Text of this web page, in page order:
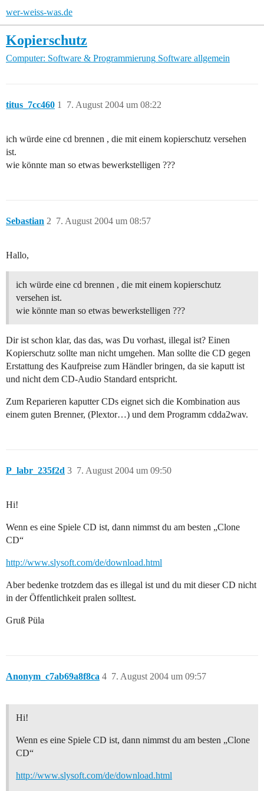
wer-weiss-was.de
Kopierschutz
Computer: Software & Programmierung Software allgemein
titus_7cc460 7. August 2004 um 08:22
1
ich würde eine cd brennen , die mit einem kopierschutz versehen
ist.
wie könnte man so etwas bewerkstelligen ???
Sebastian 7. August 2004 um 08:57
2
Hallo,
ich würde eine cd brennen , die mit einem kopierschutz
versehen ist.
wie könnte man so etwas bewerkstelligen ???
Dir ist schon klar, das das, was Du vorhast, illegal ist? Einen
Kopierschutz sollte man nicht umgehen. Man sollte die CD gegen
Erstattung des Kaufpreise zum Händler bringen, da sie kaputt ist
und nicht dem CD-Audio Standard entspricht.
Zum Reparieren kaputter CDs eignet sich die Kombination aus
einem guten Brenner, (Plextor…) und dem Programm cdda2wav.
P_labr_235f2d 7. August 2004 um 09:50
3
Hi!
Wenn es eine Spiele CD ist, dann nimmst du am besten „Clone
CD“
http://www.slysoft.com/de/download.html
Aber bedenke trotzdem das es illegal ist und du mit dieser CD nicht
in der Öffentlichkeit pralen solltest.
Gruß Püla
Anonym_c7ab69a8f8ca 7. August 2004 um 09:57
4
Hi!
Wenn es eine Spiele CD ist, dann nimmst du am besten „Clone
CD“
http://www.slysoft.com/de/download.html